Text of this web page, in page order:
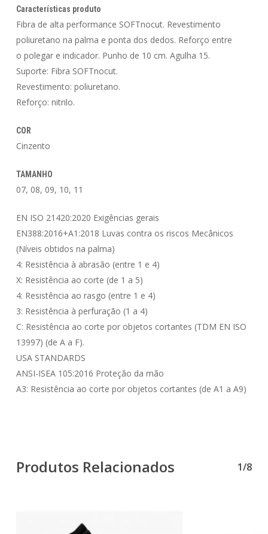
Características produto
Fibra de alta performance SOFTnocut. Revestimento
poliuretano na palma e ponta dos dedos. Reforço entre
o polegar e indicador. Punho de 10 cm. Agulha 15.
Suporte: Fibra SOFTnocut.
Revestimento: poliuretano.
Reforço: nitrilo.
COR
Cinzento
TAMANHO
07, 08, 09, 10, 11
EN ISO 21420:2020 Exigências gerais
EN388:2016+A1:2018 Luvas contra os riscos Mecânicos
(Níveis obtidos na palma)
4: Resistência à abrasão (entre 1 e 4)
X: Resistência ao corte (de 1 a 5)
4: Resistência ao rasgo (entre 1 e 4)
3: Resistência à perfuração (1 a 4)
C: Resistência ao corte por objetos cortantes (TDM EN ISO
13997) (de A a F).
USA STANDARDS
ANSI-ISEA 105:2016 Proteção da mão
A3: Resistência ao corte por objetos cortantes (de A1 a A9)
Produtos Relacionados 1/8